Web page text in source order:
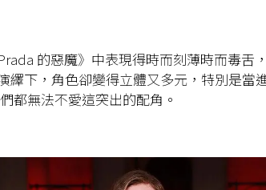
的惡魔》中表現得時而刻薄時而毒舌
繹下，角色卻變得立體又多元，特別是當
都無法不愛這突出的配角。